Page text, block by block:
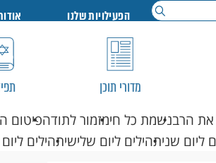
הפעילויות שלנו
מדורי תוכן
הרבנשמת כל חימזמור לתודהפיטום
ליום שניתהילים ליום שלישיתהילים